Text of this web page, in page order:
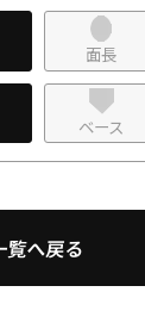
面長
ベース
覧へ戻る